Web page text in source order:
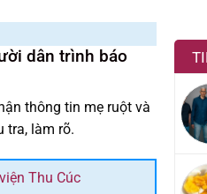
dân trình báo
thông tin mẹ ruột và
tra, làm rõ.
Thu Cúc